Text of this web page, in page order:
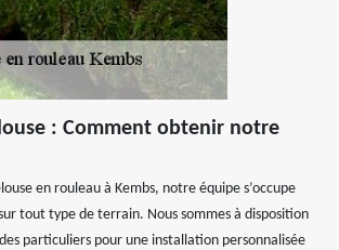
: Comment obtenir notre
en rouleau à Kembs, notre équipe s’occupe
tout type de terrain. Nous sommes à disposition
particuliers pour une installation personnalisée